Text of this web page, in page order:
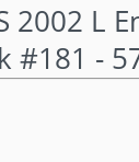
2002 L
#181 -